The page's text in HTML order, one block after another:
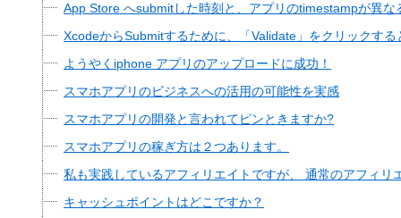
App Store へsubmitした時刻と、アプリのtimestampが異な
XcodeからSubmitするために、「Validate」をクリックす
ようやくiphone アプリのアップロードに成功！
スマホアプリのビジネスへの活用の可能性を実感
スマホアプリの開発と言われてピンときますか?
スマホアプリの稼ぎ方は２つあります。
私も実践しているアフィリエイトですが、 通常のアフィリ
キャッシュポイントはどこですか？